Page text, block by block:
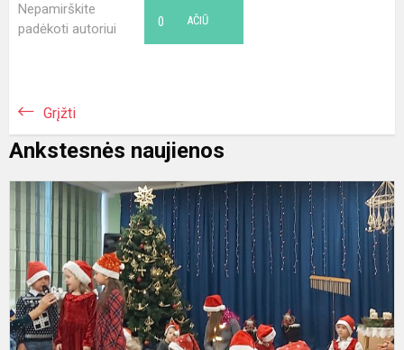
Nepamirškite
padėkoti autoriui
AČIŪ
0
Grįžti
Ankstesnės naujienos